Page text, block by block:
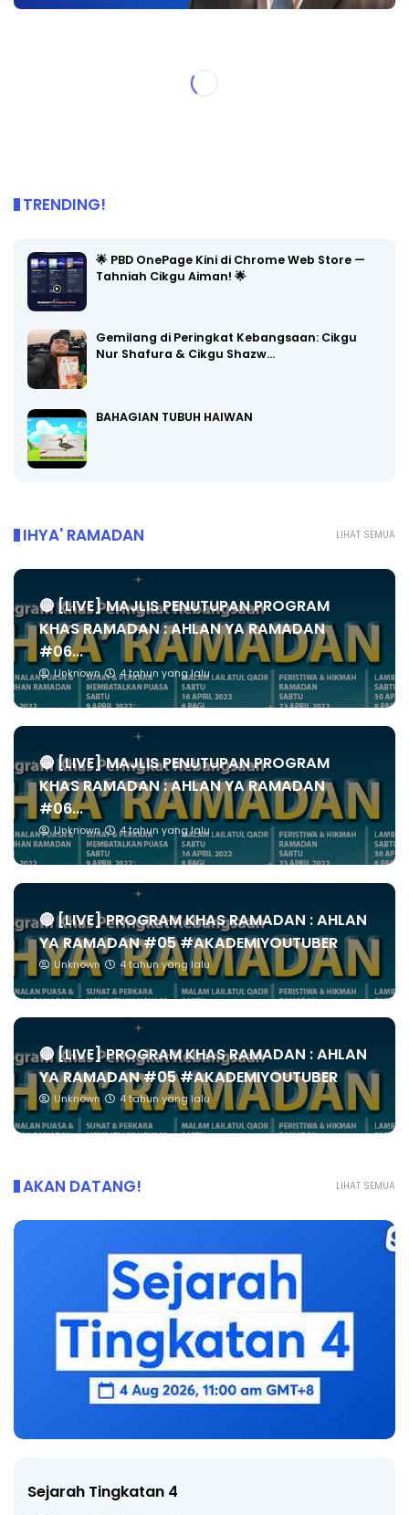
TRENDING!
🌟 PBD OnePage Kini di Chrome Web Store —
Tahniah Cikgu Aiman! 🌟
Gemilang di Peringkat Kebangsaan: Cikgu
Nur Shafura & Cikgu Shazw…
BAHAGIAN TUBUH HAIWAN
LIHAT SEMUA
IHYA' RAMADAN
🔴 [LIVE] MAJLIS PENUTUPAN PROGRAM
KHAS RAMADAN : AHLAN YA RAMADAN
#06...
Unknown 4 tahun yang lalu
🔴 [LIVE] MAJLIS PENUTUPAN PROGRAM
KHAS RAMADAN : AHLAN YA RAMADAN
#06...
Unknown 4 tahun yang lalu
🔴 [LIVE] PROGRAM KHAS RAMADAN : AHLAN
YA RAMADAN #05 #AKADEMIYOUTUBER
Unknown 4 tahun yang lalu
🔴 [LIVE] PROGRAM KHAS RAMADAN : AHLAN
YA RAMADAN #05 #AKADEMIYOUTUBER
Unknown 4 tahun yang lalu
LIHAT SEMUA
AKAN DATANG!
Sejarah Tingkatan 4